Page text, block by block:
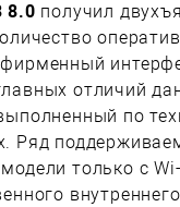
8.0 получил
отличий
по
Ряд
только с